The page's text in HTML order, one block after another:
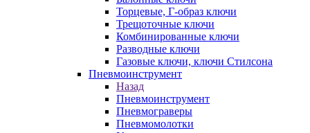
Торцевые, Г-образ ключи
Трещоточные ключи
Комбинированные ключи
Разводные ключи
Газовые ключи, ключи Стилсона
Пневмоинструмент
Назад
Пневмоинструмент
Пневмограверы
Пневмомолотки